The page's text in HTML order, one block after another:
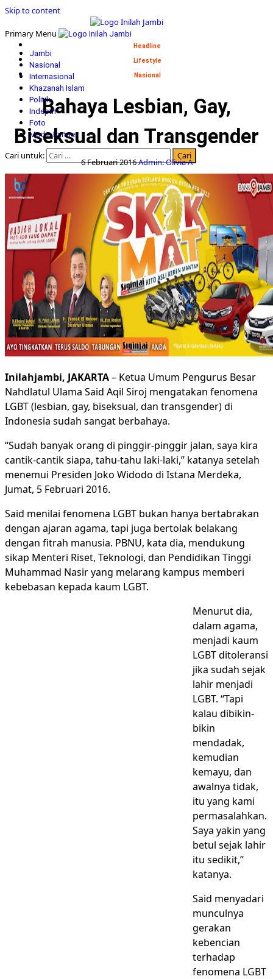
Skip to content
Primary Menu
Jambi
Nasional
Internasional
Khazanah Islam
Politik
Indepth
Foto
Media Partner
Cari untuk:
Headline
Lifestyle
Nasional
Bahaya Lesbian, Gay,
Biseksual dan Transgender
6 Februari 2016Admin: Olivia A
Inilahjambi, JAKARTA– Ketua Umum Pengurus Besar
Nahdlatul Ulama Said Aqil Siroj mengatakan fenomena
LGBT (lesbian, gay, biseksual, dan transgender) di
Indonesia sudah sangat berbahaya.
“Sudah banyak orang di pinggir-pinggir jalan, saya kira
cantik-cantik siapa, tahu-tahu laki-laki,” katanya setelah
menemui Presiden Joko Widodo di Istana Merdeka,
Jumat, 5 Februari 2016.
Said menilai fenomena LGBT bukan hanya bertabrakan
dengan ajaran agama, tapi juga bertolak belakang
dengan fitrah manusia. PBNU, kata dia, mendukung
sikap Menteri Riset, Teknologi, dan Pendidikan Tinggi
Muhammad Nasir yang melarang kampus memberi
kebebasan kepada kaum LGBT.
Menurut dia,
dalam agama,
menjadi kaum
LGBT ditoleransi
jika sudah sejak
lahir menjadi
LGBT. “Tapi
kalau dibikin-
bikin
mendadak,
kemudian
kemayu, dan
awalnya tidak,
itu yang kami
permasalahkan.
Saya yakin yang
betul sejak lahir
itu sedikit,”
katanya.
Said menyadari
munculnya
gerakan
kebencian
terhadap
fenomena LGBT